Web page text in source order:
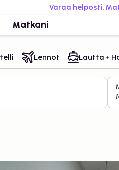
Varaa helposti.
Matkani
Lennot Lautta +